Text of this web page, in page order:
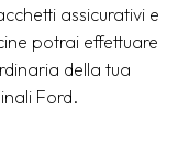
assicurativi e
potrai effettuare
della tua
Ford.